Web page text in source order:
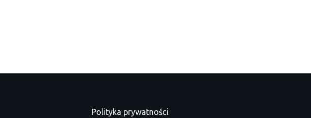
Polityka prywatności